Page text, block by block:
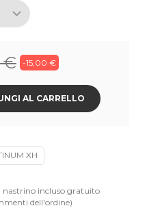
€ -15,00 €
AL CARRELLO
XH
nastrino incluso gratuito
dell'ordine)